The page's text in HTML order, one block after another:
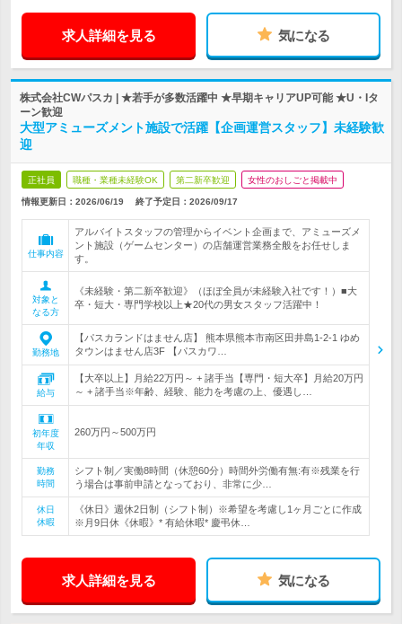
求人詳細を見る 気になる
株式会社CWパスカ | ★若手が多数活躍中 ★早期キャリアUP可能 ★U・Iタ
ーン歓迎
大型アミューズメント施設で活躍【企画運営スタッフ】未経験歓
迎
正社員 職種・業種未経験OK 第二新卒歓迎 女性のおしごと掲載中
情報更新日：2026/06/19 終了予定日： 2026/09/17
仕事内容
アルバイトスタッフの管理からイベント企画まで、アミューズメ
ント施設（ゲームセンター）の店舗運営業務全般をお任せしま
す。
対象と
なる方
《未経験・第二新卒歓迎》（ほぼ全員が未経験入社です！）■大
卒・短大・専門学校以上★20代の男女スタッフ活躍中！
勤務地
【パスカランドはません店】 熊本県熊本市南区田井島1-2-1 ゆめ
タウンはません店3F 【パスカワ…
給与
【大卒以上】月給22万円～ + 諸手当【専門・短大卒】月給20万円
～ + 諸手当※年齢、経験、能力を考慮の上、優遇し…
初年度
年収
260万円～500万円
勤務
時間
シフト制／実働8時間（休憩60分）時間外労働有無:有※残業を行
う場合は事前申請となっており、非常に少…
休日
休暇
《休日》週休2日制（シフト制）※希望を考慮し1ヶ月ごとに作成
※月9日休《休暇》* 有給休暇* 慶弔休…
求人詳細を見る 気になる